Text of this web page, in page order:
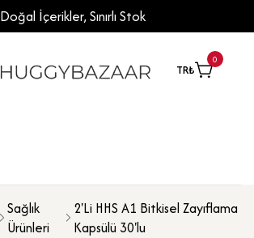
Doğal İçerikler, Sınırlı Stok
TR₺
0
Sağlık
Ürünleri
2'Li HHS A1 Bitkisel Zayıflama
Kapsülü 30'lu